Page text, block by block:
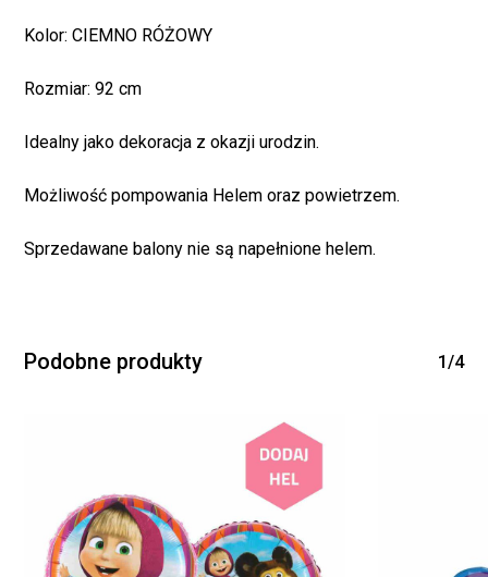
Brak produktów w
Kolor: CIEMNO RÓŻOWY
Rozmiar: 92 cm
Idealny jako dekoracja z okazji urodzin.
Możliwość pompowania Helem oraz powietrzem.
Sprzedawane balony nie są napełnione helem.
Podobne produkty 1/4